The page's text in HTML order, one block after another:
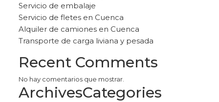
Servicio de embalaje
Servicio de fletes en Cuenca
Alquiler de camiones en Cuenca
Transporte de carga liviana y pesada
Recent Comments
No hay comentarios que mostrar.
ArchivesCategories